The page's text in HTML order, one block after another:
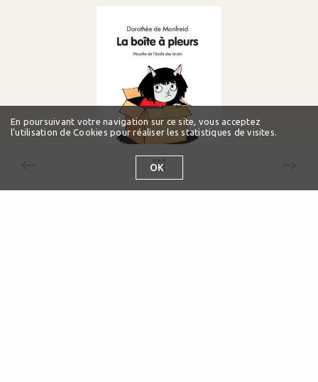
En poursuivant votre navigation sur ce site, vous acceptez
l’utilisation de Cookies pour réaliser les statistiques de visites.
OK